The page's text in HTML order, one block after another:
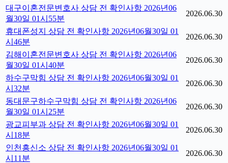
대구이혼전문변호사 상담 전 확인사항 2026년06
월30일 01시55분
2026.06.30
휴대폰성지 상담 전 확인사항 2026년06월30일 01
시46분
2026.06.30
김해이혼전문변호사 상담 전 확인사항 2026년06
월30일 01시40분
2026.06.30
하수구막힘 상담 전 확인사항 2026년06월30일 01
시32분
2026.06.30
동대문구하수구막힘 상담 전 확인사항 2026년06
월30일 01시25분
2026.06.30
광교피부과 상담 전 확인사항 2026년06월30일 01
시18분
2026.06.30
인천흥신소 상담 전 확인사항 2026년06월30일 01
시11분
2026.06.30